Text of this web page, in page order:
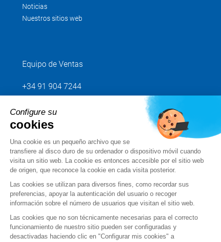
Noticias
Nuestros sitios web
Equipo de Ventas
+34 91 904 7244
Envíenos su petición
Síganos
Configure su
cookies
Una cookie es un pequeño archivo que se
transfiere al disco duro de su ordenador o dispositivo móvil cuando
visita un sitio web. La cookie es entonces accesible por el sitio web
de origen, que reconoce la cookie en cada visita posterior.
Las cookies se utilizan para diversos fines, como recordar sus
preferencias, apoyar la autenticación del usuario o recoger
información sobre el número de usuarios que visitan el sitio web.
Las cookies que no son técnicamente necesarias para el correcto
funcionamiento de nuestro sitio pueden ser configuradas y
desactivadas haciendo clic en "Configurar mis cookies" a